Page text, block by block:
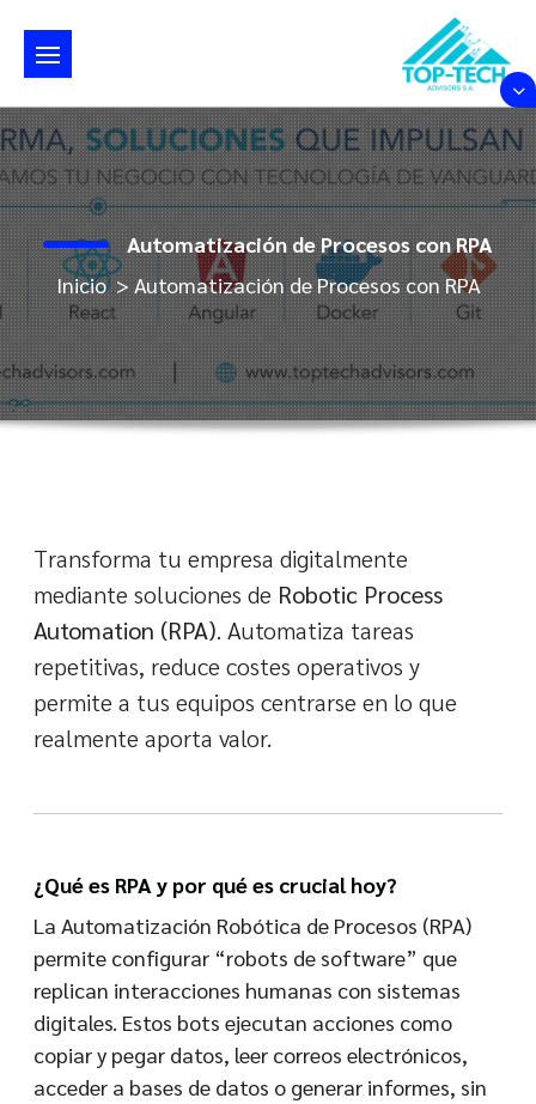
contenido
Automatización de Procesos con RPA
Inicio>Automatización de Procesos con RPA
Transforma tu empresa digitalmente
mediante soluciones de Robotic Process
Automation (RPA). Automatiza tareas
repetitivas, reduce costes operativos y
permite a tus equipos centrarse en lo que
realmente aporta valor.
¿Qué es RPA y por qué es crucial hoy?
La Automatización Robótica de Procesos (RPA)
permite configurar “robots de software” que
replican interacciones humanas con sistemas
digitales. Estos bots ejecutan acciones como
copiar y pegar datos, leer correos electrónicos,
acceder a bases de datos o generar informes, sin